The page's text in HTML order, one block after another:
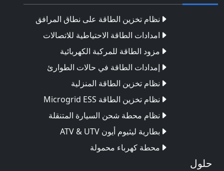
نظام تخزين الطاقة على نطاق المرافق
امدادات الطاقة الاحتياطية للاتصالات
مزود الطاقة للمركبة الكهربائية
إمدادات الطاقة في حالات الطوارئ
نظام تخزين الطاقة المنزلية
نظام تخزين الطاقة Microgrid ESS
نظام محطة شحن السيارة المتنقلة
بطارية ليثيوم أيون ATV & UTV
محطة كهرباء محمولة
حلول